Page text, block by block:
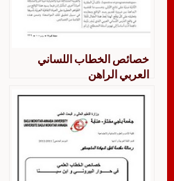
خصائص الخطاب اللساني
العربي الراهن